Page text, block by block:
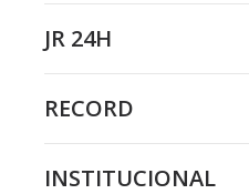
JR 24H
RECORD
INSTITUCIONAL